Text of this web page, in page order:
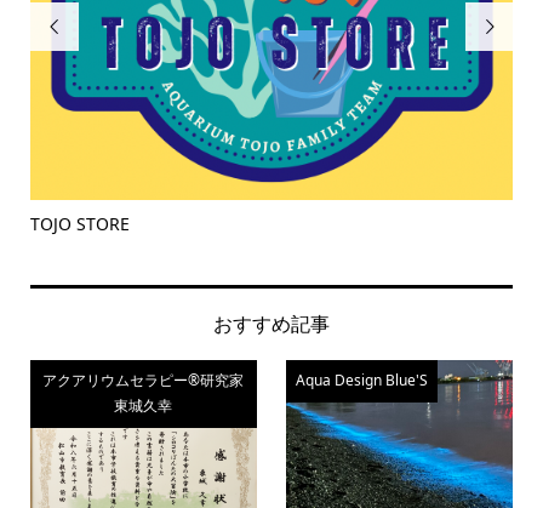

ライブロック

おすすめ記事
アクアリウムセラピー®研究家
東城久幸
Aqua Design Blue'S